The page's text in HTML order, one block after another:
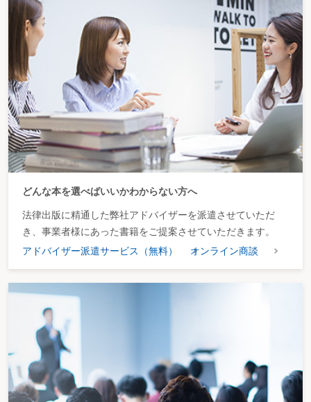
どんな本を選べばいいかわからない方へ
法律出版に精通した弊社アドバイザーを派遣させていただ
き、事業者様にあった書籍をご提案させていただきます。
アドバイザー派遣サービス（無料）
オンライン商談